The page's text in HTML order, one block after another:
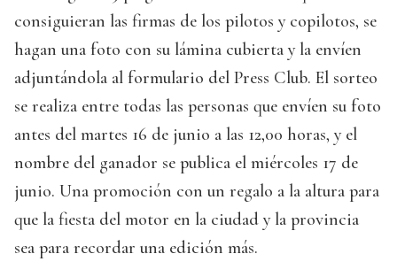
consiguieran las firmas de los pilotos y copilotos, se
hagan una foto con su lámina cubierta y la envíen
adjuntándola al formulario del Press Club. El sorteo
se realiza entre todas las personas que envíen su foto
antes del martes 16 de junio a las 12,00 horas, y el
nombre del ganador se publica el miércoles 17 de
junio. Una promoción con un regalo a la altura para
que la fiesta del motor en la ciudad y la provincia
sea para recordar una edición más.